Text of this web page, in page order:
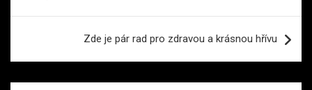
Zde je pár rad pro zdravou a krásnou hřívu